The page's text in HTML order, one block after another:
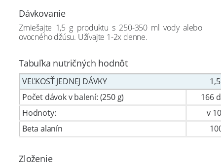
Dávkovanie
Zmiešajte 1,5 g produktu s 250-350 ml vody alebo
ovocného džúsu. Užívajte 1-2x denne.
Tabuľka nutričných hodnôt
VEĽKOSŤ JEDNEJ DÁVKY
Počet dávok v balení: (250 g)
166
Hodnoty:
v
Beta alanín
Zloženie